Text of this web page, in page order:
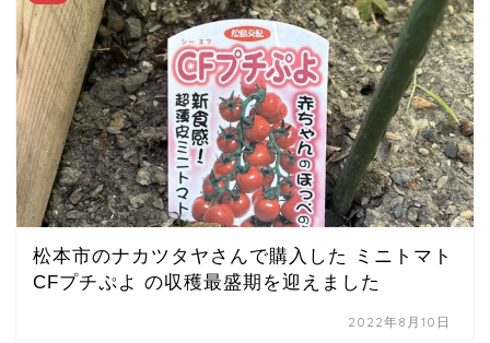
松本市のナカツタヤさんで購入した ミニトマト
CFプチぷよ の収穫最盛期を迎えました
2022年8月10日